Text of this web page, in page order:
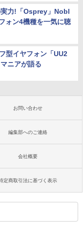
力!「Osprey」Nobl
ォン4機種を一気に聴
型イヤフォン「UU2
ニアが語る
お問い合わせ
編集部へのご連絡
会社概要
定商取引法に基づく表示